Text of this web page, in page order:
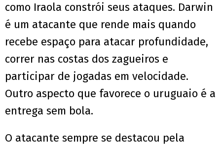
como Iraola constrói seus ataques. Darwin
é um atacante que rende mais quando
recebe espaço para atacar profundidade,
correr nas costas dos zagueiros e
participar de jogadas em velocidade.
Outro aspecto que favorece o uruguaio é a
entrega sem bola.
O atacante sempre se destacou pela